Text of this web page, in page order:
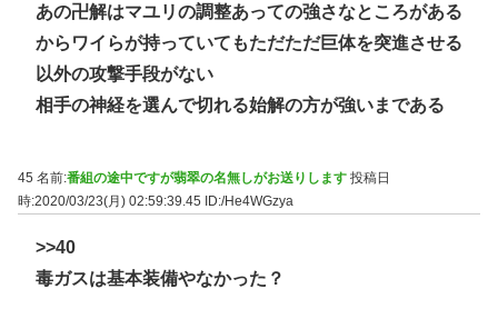
あの卍解はマユリの調整あっての強さなところがある
からワイらが持っていてもただただ巨体を突進させる
以外の攻撃手段がない
相手の神経を選んで切れる始解の方が強いまである
45 名前:番組の途中ですが翡翠の名無しがお送りします 投稿日
時:2020/03/23(月) 02:59:39.45
ID:/He4WGzya
>>40
毒ガスは基本装備やなかった？